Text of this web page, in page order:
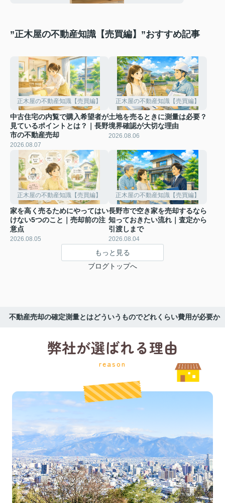
”正木屋の不動産知識【売買編】”おすすめ記事
正木屋の不動産知識【売買編】
中古住宅の内覧で購入希望者が
見ているポイントとは？｜長野
市の不動産売却
2026.08.07
正木屋の不動産知識【売買編】
土地を売るときに測量は必要？
境界確認が大切な理由
2026.08.06
正木屋の不動産知識【売買編】
家を高く売るためにやってはい
けない5つのこと｜売却前の注
意点
2026.08.05
正木屋の不動産知識【売買編】
長野市で空き家を売却するなら
知っておきたい流れ｜査定から
引渡しまで
2026.08.04
もっと見る
ブログトップへ
不動産売却の確定測量とはどういうものでどれくらい費用が必要か
弊社が選ばれる理由
reason